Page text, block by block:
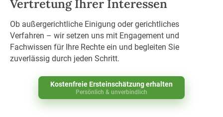
Vertretung Ihrer Interessen
Ob außergerichtliche Einigung oder gerichtliches
Verfahren – wir setzen uns mit Engagement und
Fachwissen für Ihre Rechte ein und begleiten Sie
zuverlässig durch jeden Schritt.
Kostenfreie Ersteinschätzung erhalten
Persönlich & unverbindlich